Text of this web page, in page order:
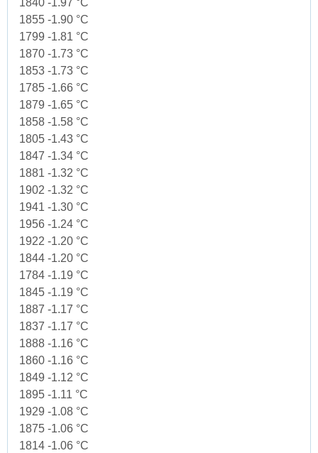
1840 -1.97 °C
1855 -1.90 °C
1799 -1.81 °C
1870 -1.73 °C
1853 -1.73 °C
1785 -1.66 °C
1879 -1.65 °C
1858 -1.58 °C
1805 -1.43 °C
1847 -1.34 °C
1881 -1.32 °C
1902 -1.32 °C
1941 -1.30 °C
1956 -1.24 °C
1922 -1.20 °C
1844 -1.20 °C
1784 -1.19 °C
1845 -1.19 °C
1887 -1.17 °C
1837 -1.17 °C
1888 -1.16 °C
1860 -1.16 °C
1849 -1.12 °C
1895 -1.11 °C
1929 -1.08 °C
1875 -1.06 °C
1814 -1.06 °C